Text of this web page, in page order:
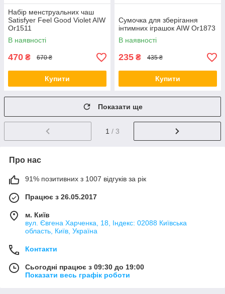
Набір менструальних чаш
Satisfyer Feel Good Violet AIW
Or1511
В наявності
470 ₴ 670 ₴
Купити
Сумочка для зберігання
інтимних іграшок AIW Or1873
В наявності
235 ₴ 435 ₴
Купити
Показати ще
1 / 3
Про нас
91% позитивних з 1007 відгуків за рік
Працює з 26.05.2017
м. Київ
вул. Євгена Харченка, 18, Індекс: 02088 Київська
область, Київ, Україна
Контакти
Сьогодні працює з 09:30 до 19:00
Показати весь графік роботи